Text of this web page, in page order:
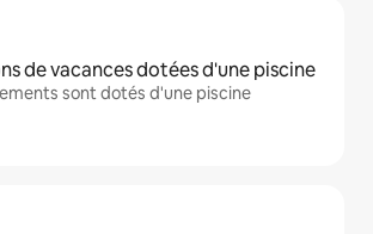
de vacances dotées d'une piscine
sont dotés d'une piscine